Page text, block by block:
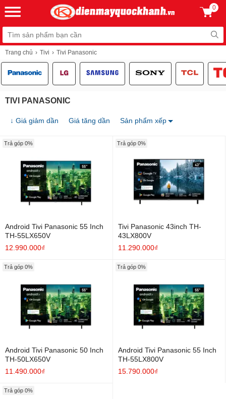
0
Trang chủ Tivi Tivi Panasonic
TIVI PANASONIC
↓ Giá giảm dần Giá tăng dần Sản phẩm xếp
Trả góp 0%
Android Tivi Panasonic 55 Inch
TH-55LX650V
12.990.000₫
Trả góp 0%
Tivi Panasonic 43inch TH-
43LX800V
11.290.000₫
Trả góp 0%
Android Tivi Panasonic 50 Inch
TH-50LX650V
11.490.000₫
Trả góp 0%
Android Tivi Panasonic 55 Inch
TH-55LX800V
15.790.000₫
Trả góp 0%